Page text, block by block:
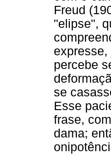
Freud
"elipse",
percebe
se
Esse
frase,
dama;